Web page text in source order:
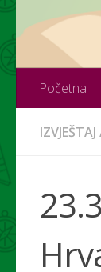
Početna
IZVJEŠTAJ